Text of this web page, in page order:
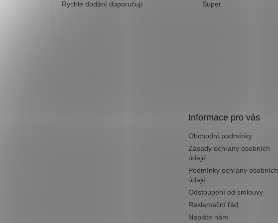
Rychlé dodání doporučuji Super
Informace pro vás
Obchodní podmínky
Zásady ochrany osobních
údajů
Podmínky ochrany osobních
údajů
Odstoupení od smlouvy
Reklamační řád
Napište nám